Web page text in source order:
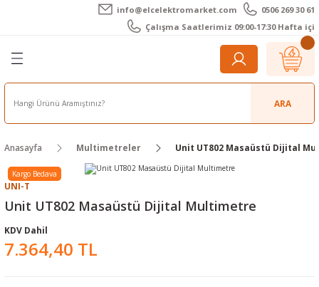
info@elcelektromarket.com
0506 269 30 61
Çalışma Saatlerimiz 09:00-17:30 Hafta içi
Geri Dön
Geri Dön
Geri Dön
Kameralar
Geri Dön
Cihazları
Geri Dön
Teli - Pasta
Geri Dön
ARA
Anasayfa Multimetreler Unit UT802 Masaüstü Dijital
Kargo Bedava
UNI-T
Unit UT802 Masaüstü Dijital Multimetre
KDV Dahil
7.364,40 TL